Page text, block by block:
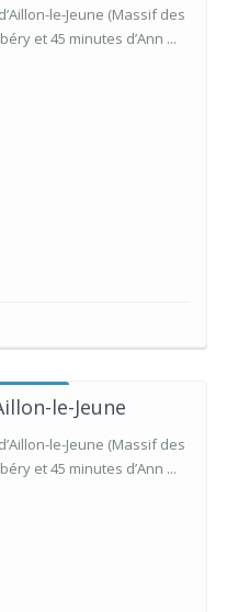
le-Jeune (Massif des
et 45 minutes d’Ann ...
le-Jeune
le-Jeune (Massif des
et 45 minutes d’Ann ...